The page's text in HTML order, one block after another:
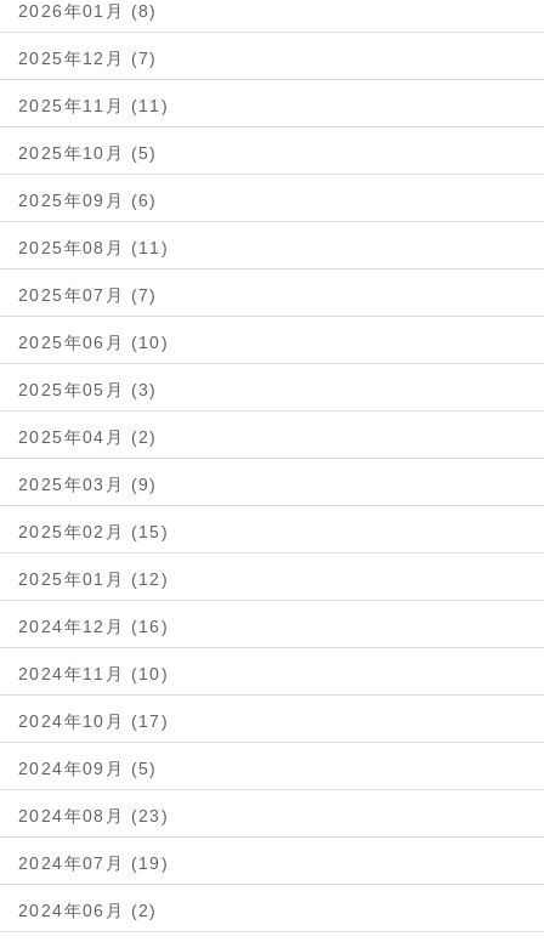
2026年01月 (8)
2025年12月 (7)
2025年11月 (11)
2025年10月 (5)
2025年09月 (6)
2025年08月 (11)
2025年07月 (7)
2025年06月 (10)
2025年05月 (3)
2025年04月 (2)
2025年03月 (9)
2025年02月 (15)
2025年01月 (12)
2024年12月 (16)
2024年11月 (10)
2024年10月 (17)
2024年09月 (5)
2024年08月 (23)
2024年07月 (19)
2024年06月 (2)